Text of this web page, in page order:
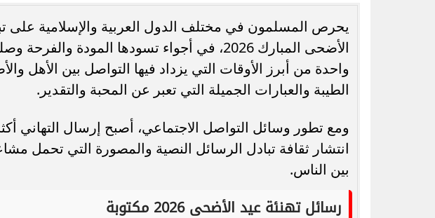
يحرص المسلمون في مختلف الدول العربية والإسلامية على
الأضحى المبارك 2026، في أجواء تسودها المودة
واحدة من أبرز الأوقات التي يزداد فيها التواصل بين الأهل
الطيبة والعبارات الجميلة التي تعبر عن المحبة والتقدير.
ومع تطور وسائل التواصل الاجتماعي، أصبح إرسال التهاني
انتشار ثقافة تبادل الرسائل النصية والمصورة التي تحمل
بين الناس.
رسائل تهنئة عيد الأضحى 2026 مكتوبة
رسميًا.. جدول امتحانات الشهادة الإعدادية
موعد بدء الدراسة 2026-2027.. هل تم تأجيل